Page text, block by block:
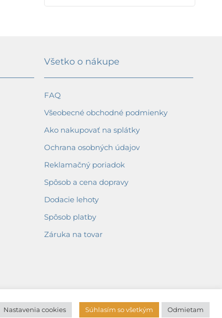
Všetko o nákupe
FAQ
Všeobecné obchodné podmienky
Ako nakupovať na splátky
Ochrana osobných údajov
Reklamačný poriadok
Spôsob a cena dopravy
Dodacie lehoty
Spôsob platby
Záruka na tovar